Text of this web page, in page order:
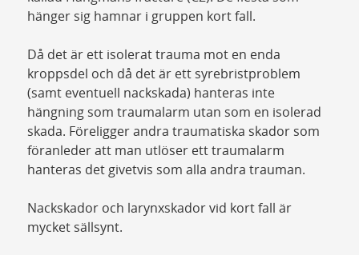
hänger sig hamnar i gruppen kort fall.
Då det är ett isolerat trauma mot en enda
kroppsdel och då det är ett syrebristproblem
(samt eventuell nackskada) hanteras inte
hängning som traumalarm utan som en isolerad
skada. Föreligger andra traumatiska skador som
föranleder att man utlöser ett traumalarm
hanteras det givetvis som alla andra trauman.
Nackskador och larynxskador vid kort fall är
mycket sällsynt.